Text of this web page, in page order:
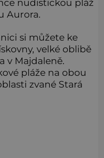
nudistickou pláž
Aurora.
si můžete ke
velké oblibě
v Majdaleně.
pláže na obou
zvané Stará